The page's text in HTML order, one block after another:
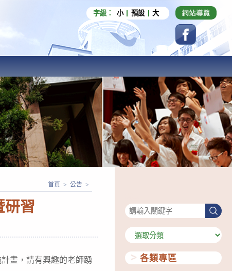
字級： 小 預設 大
研習
首頁 > 公告 >
畫，請有興趣的老師踴
搜
尋
分
類
各類專區